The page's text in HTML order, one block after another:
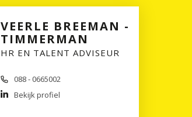
VEERLE BREEMAN -
TIMMERMAN
HR EN TALENT ADVISEUR
088 - 0665002
Bekijk profiel